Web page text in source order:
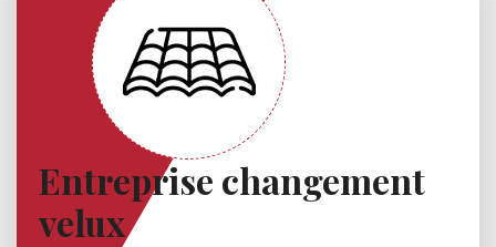
Entreprise changement
velux